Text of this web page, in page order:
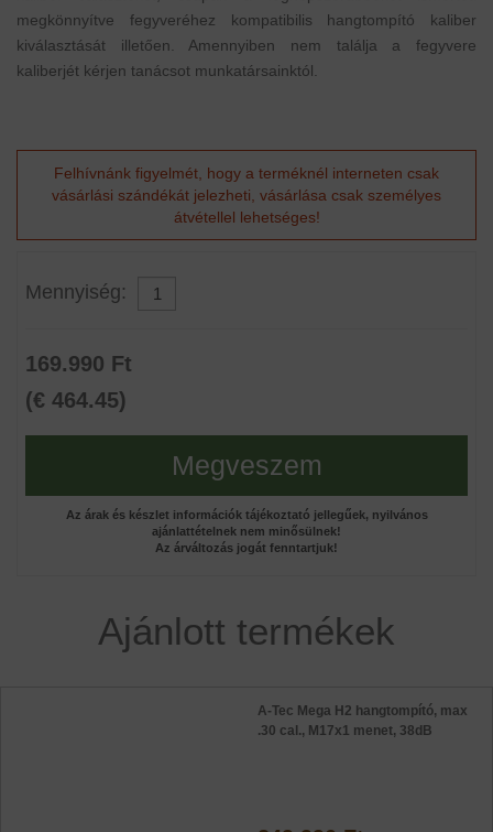
megkönnyítve fegyveréhez kompatibilis hangtompító kaliber
kiválasztását illetően. Amennyiben nem találja a fegyvere
kaliberjét kérjen tanácsot munkatársainktól.
Felhívnánk figyelmét, hogy a terméknél interneten csak
vásárlási szándékát jelezheti, vásárlása csak személyes
átvétellel lehetséges!
Mennyiség:
169.990 Ft
(€ 464.45)
Megveszem
Az árak és készlet információk tájékoztató jellegűek, nyilvános
ajánlattételnek nem minősülnek!
Az árváltozás jogát fenntartjuk!
Ajánlott termékek
A-Tec Mega H2 hangtompító, max
.30 cal., M17x1 menet, 38dB